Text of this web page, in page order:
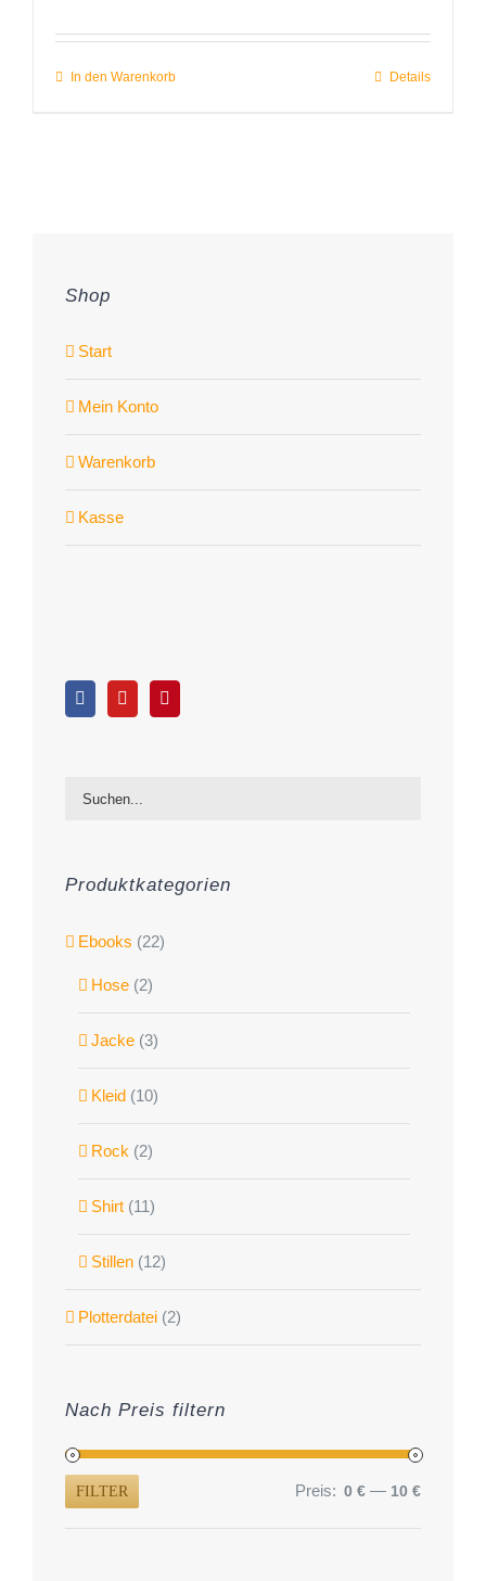
von 5
In den Warenkorb Details
Shop
Start
Mein Konto
Warenkorb
Kasse
Produktkategorien
Ebooks (22)
Hose (2)
Jacke (3)
Kleid (10)
Rock (2)
Shirt (11)
Stillen (12)
Plotterdatei (2)
Nach Preis filtern
Min.
Max.
FILTER Preis: 0 € — 10 €